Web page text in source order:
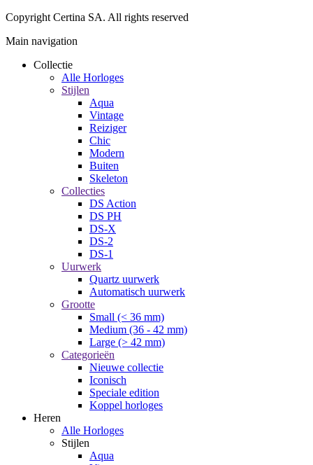
Copyright Certina SA. All rights reserved
Main navigation
Collectie
Alle Horloges
Stijlen
Aqua
Vintage
Reiziger
Chic
Modern
Buiten
Skeleton
Collecties
DS Action
DS PH
DS-X
DS-2
DS-1
Uurwerk
Quartz uurwerk
Automatisch uurwerk
Grootte
Small (< 36 mm)
Medium (36 - 42 mm)
Large (> 42 mm)
Categorieën
Nieuwe collectie
Iconisch
Speciale edition
Koppel horloges
Heren
Alle Horloges
Stijlen
Aqua